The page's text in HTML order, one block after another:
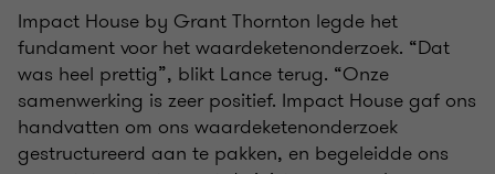
Impact House by Grant Thornton legde het
fundament voor het waardeketenonderzoek. “Dat
was heel prettig”, blikt Lance terug. “Onze
samenwerking is zeer positief. Impact House gaf ons
handvatten om ons waardeketenonderzoek
gestructureerd aan te pakken, en begeleidde ons